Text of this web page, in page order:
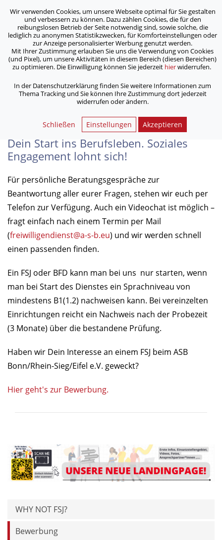
ASB Bonn/Rhein-Sieg/Eifel e.V.
bewegt Menschen
Bewerbung
Home / Freiwillig aktiv im ASB / Freiwilliges Soziales Jahr
/ Bewerbung
WHY NOT FSJ?
Bewerbung
Bewerbung
Dein Start ins Berufsleben. Soziales
Engagement lohnt sich!
Für persönliche Beratungsgespräche zur
Beantwortung aller eurer Fragen, stehen wir euch per
Telefon zur Verfügung. Auch ein Videochat ist möglich –
fragt einfach nach einem Termin per Mail
(freiwilligendienst@a-s-b.eu) und wir werden schnell
einen passenden finden.
Ein FSJ oder BFD kann man bei uns nur starten, wenn
man bei Start des Dienstes ein Sprachniveau von
mindestens B1(1.2) nachweisen kann. Bei vereinzelten
Einrichtungen reicht ein Nachweis nach der Probezeit
(3 Monate) über die bestandene Prüfung.
Haben wir Dein Interesse an einem FSJ beim ASB
Bonn/Rhein-Sieg/Eifel e.V. geweckt?
Hier geht's zur Bewerbung.
Wir verwenden Cookies, um unsere Webseite optimal für Sie gestalten
und verbessern zu können. Dazu zählen Cookies, die für den
reibungslosen Betrieb der Seite notwendig sind, sowie solche, die
lediglich zu anonymen Statistikzwecken, für Komforteinstellungen oder
zur Anzeige personalisierter Werbung genutzt werden.
Mit Ihrer Zustimmung erlauben Sie uns die Verwendung von Cookies
(und Pixel), um unsere Aktivitäten in diesem Bereich (diesen Bereichen)
zu optimieren. Die Einwilligung können Sie jederzeit hierwiderrufen.
In der Datenschutzerklärung finden Sie weitere Informationen zum
Thema Tracking und Sie können Ihre Zustimmung dort jederzeit
widerrufen oder ändern.
Schließen Einstellungen Akzeptieren